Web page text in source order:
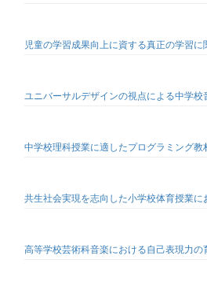
児童の学習成果向上に資する真正の学習に
ユニバーサルデザインの視点による中学校
中学校理科授業に適したプログラミング教
共生社会実現を志向した小学校体育授業
高等学校芸術科音楽における自己表現力